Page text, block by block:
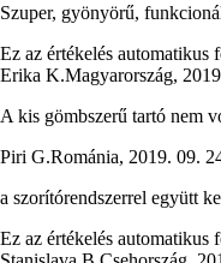
Szuper, gyönyörű,
Ez az értékelés automatikus
Erika K.Magyarország,
A kis gömbszerű tartó nem
Piri G.Románia, 2019. 09.
a szorítórendszerrel együtt
Ez az értékelés automatikus